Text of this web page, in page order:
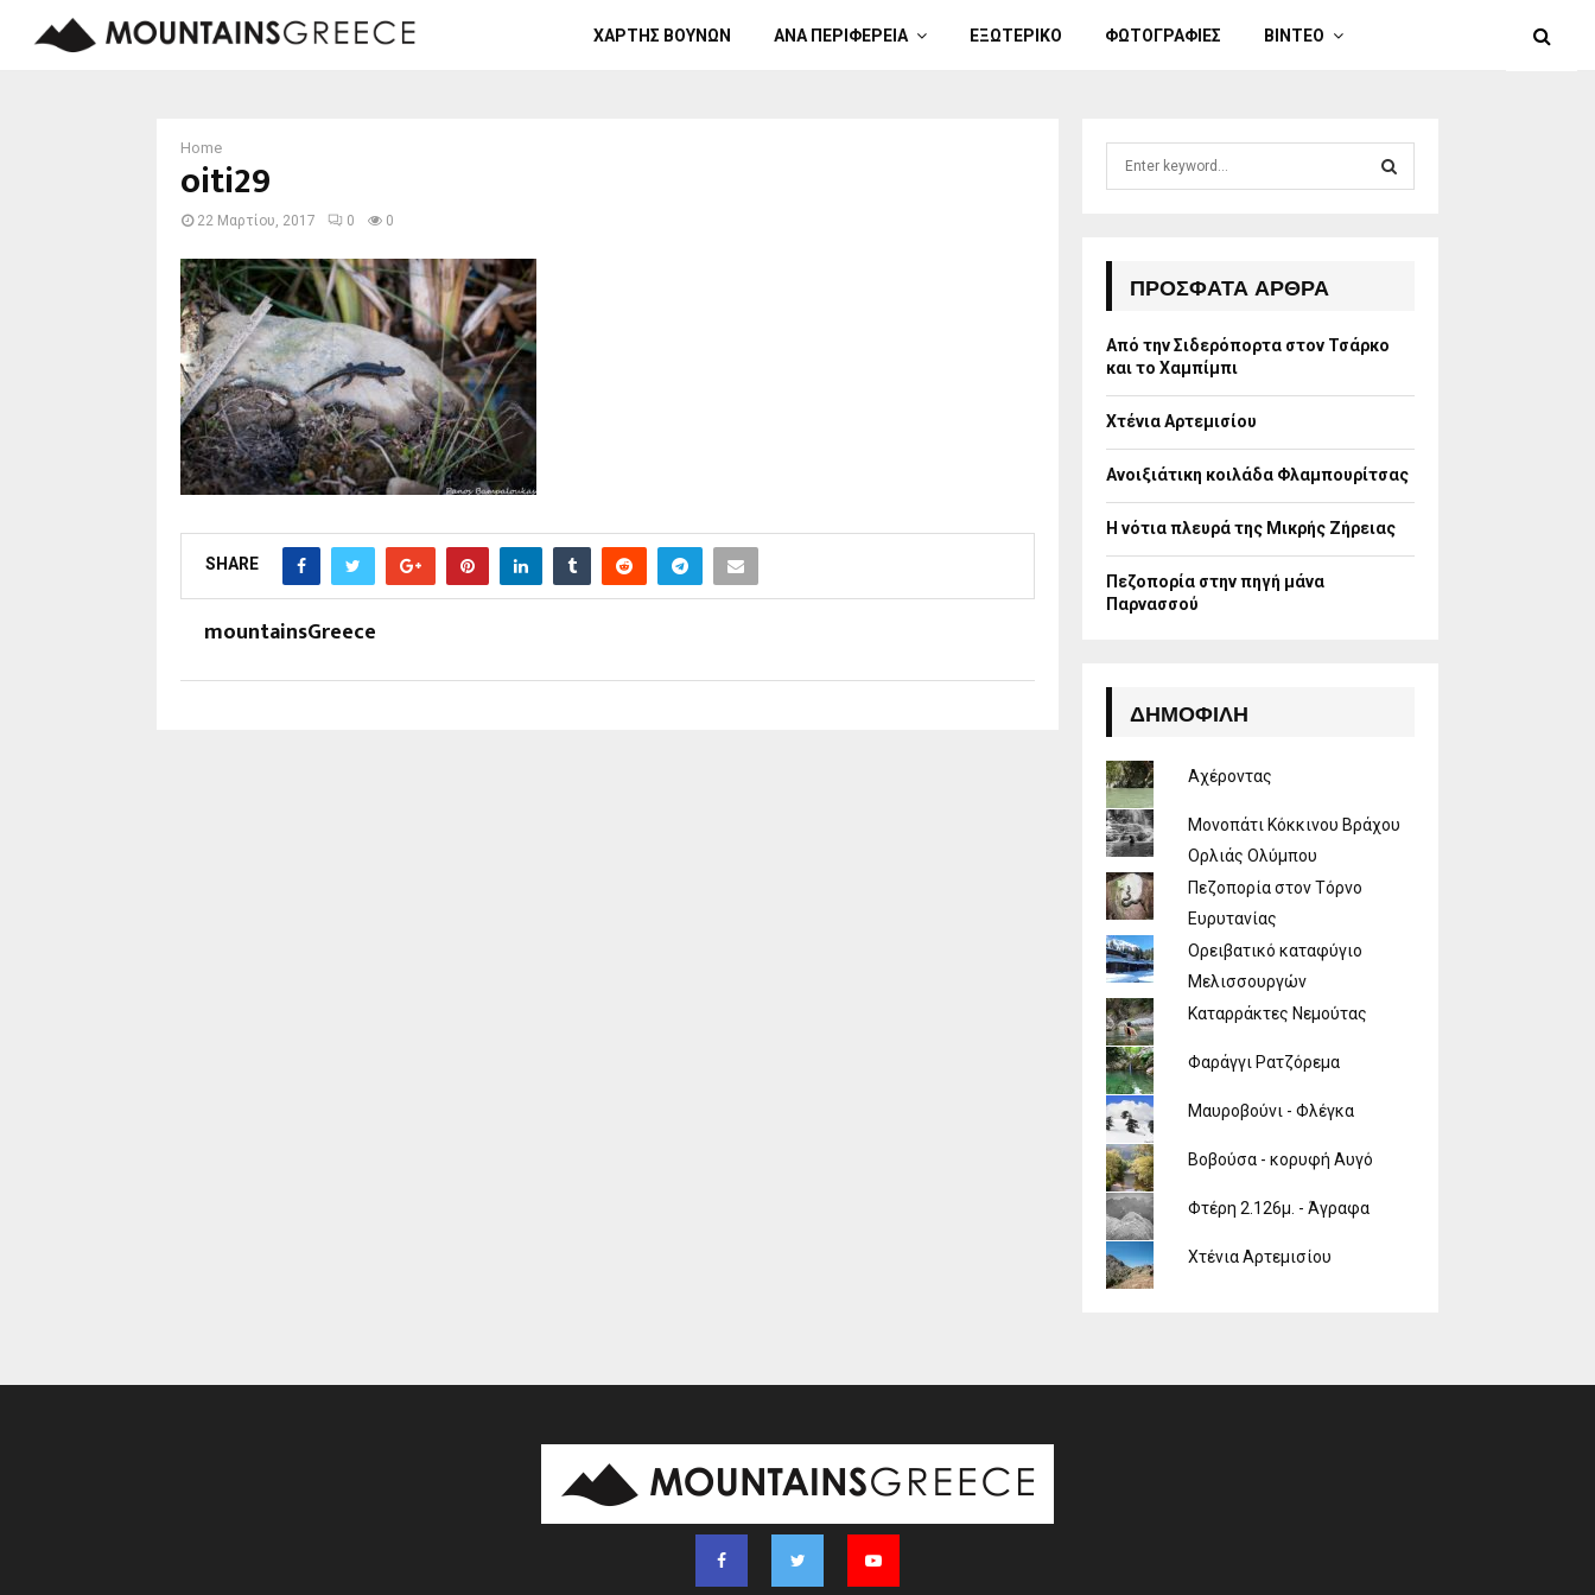
ΧΑΡΤΗΣ ΒΟΥΝΩΝ ΑΝΑ ΠΕΡΙΦΕΡΕΙΑ ΕΞΩΤΕΡΙΚΟ ΦΩΤΟΓΡΑΦΙΕΣ ΒΙΝΤΕΟ
Home
oiti29
22 Μαρτίου, 2017 0 0
SHARE
mountainsGreece
r
:
R
H
ΠΡΌΣΦΑΤΑ ΆΡΘΡΑ
Από την Σιδερόπορτα στον Τσάρκο
και το Χαμπίμπι
Χτένια Αρτεμισίου
Ανοιξιάτικη κοιλάδα Φλαμπουρίτσας
Η νότια πλευρά της Μικρής Ζήρειας
Πεζοπορία στην πηγή μάνα
Παρνασσού
ΔΗΜΟΦΙΛΉ
Αχέροντας
Μονοπάτι Κόκκινου Βράχου
Ορλιάς Ολύμπου
Πεζοπορία στον Τόρνο
Ευρυτανίας
Ορειβατικό καταφύγιο
Μελισσουργών
Καταρράκτες Νεμούτας
Φαράγγι Ρατζόρεμα
Μαυροβούνι - Φλέγκα
Βοβούσα - κορυφή Αυγό
Φτέρη 2.126μ. - Άγραφα
Χτένια Αρτεμισίου